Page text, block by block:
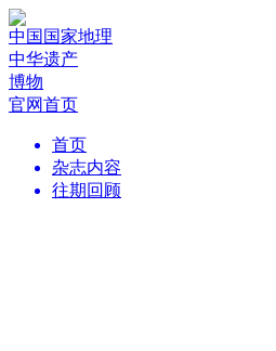
中国国家地理
中华遗产
博物
官网首页
首页
杂志内容
往期回顾